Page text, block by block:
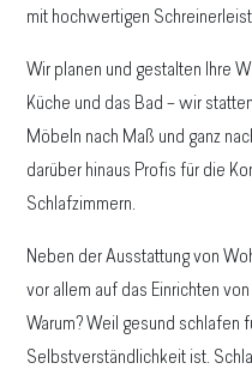
mit hochwertigen
Wir planen und gestalten Ihre
Küche und das Bad – wir
Möbeln nach Maß und ganz
darüber hinaus Profis für die
Schlafzimmern.
Neben der Ausstattung von
vor allem auf das Einrichten
Warum? Weil gesund schlafen
Selbstverständlichkeit ist.